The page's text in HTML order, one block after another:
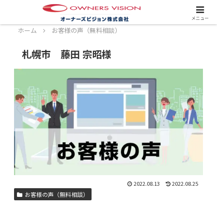
スタッフ募集中！詳しくはこちら！
ホーム お客様の声（無料相談）
札幌市 藤田 宗昭様
2022.08.13 2022.08.25
お客様の声（無料相談）
メニュー